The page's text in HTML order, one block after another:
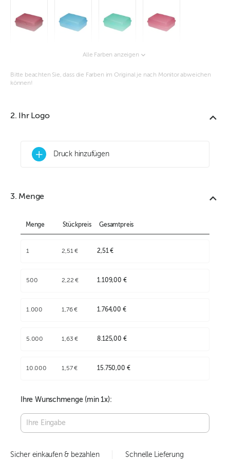
Alle Farben anzeigen
Bitte beachten Sie, dass die Farben im Original je nach Monitor abweichen
können!
2. Ihr Logo
+ Druck hinzufügen
3. Menge
Menge Stückpreis Gesamtpreis
1 2,51 € 2,51 €
500 2,22 € 1.109,00 €
1.000 1,76 € 1.764,00 €
5.000 1,63 € 8.125,00 €
10.000 1,57 € 15.750,00 €
Ihre Wunschmenge (min1x):
Sicher einkaufen & bezahlen Schnelle Lieferung